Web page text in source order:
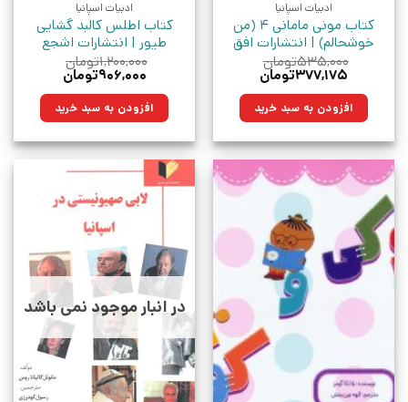
ادبیات اسپانیا
کتاب مونی مامانی 4 (من
خوشحالم) | انتشارات افق
۵۳۵,۰۰۰تومان
قیمت
۵۳۵,۰۰۰تومان
بود.
۳۷۷,۱۷۵تومان
۳۷۷,۱۷۵تومان.افزودن به سبد خرید
ادبیات اسپانیا
کتاب اطلس کالبد گشایی
طیور | انتشارات اشجع
۱,۲۰۰,۰۰۰تومان
قیمت
۱,۲۰۰,۰۰۰تومان
بود.
۹۰۶,۰۰۰تومان
۹۰۶,۰۰۰تومان.افزودن به سبد خرید
در انبار موجود نمی باشد